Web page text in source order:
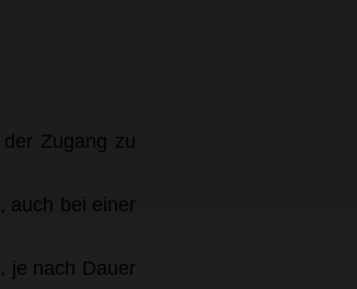
Zugang zu
auch bei einer
je nach Dauer